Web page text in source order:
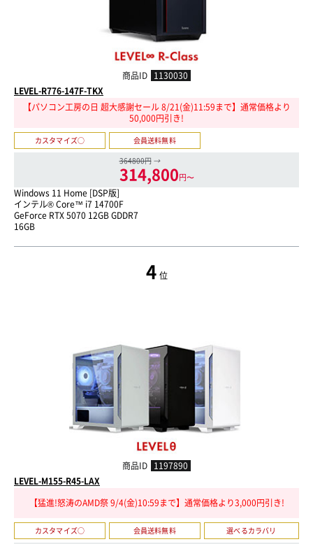
商品ID 1130030
LEVEL-R776-147F-TKX
【パソコン工房の日 超大感謝セール 8/21(金)11:59まで】通常価格より
50,000円引き!
カスタマイズ○
会員送料無料
364800円 →
314,800円〜
Windows 11 Home [DSP版]
インテル® Core™ i7 14700F
GeForce RTX 5070 12GB GDDR7
16GB
4 位
商品ID 1197890
LEVEL-M155-R45-LAX
【猛進!怒涛のAMD祭 9/4(金)10:59まで】通常価格より3,000円引き!
カスタマイズ○ 会員送料無料
選べるカラバリ